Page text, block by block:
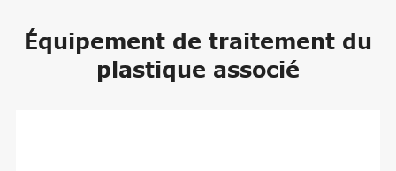
Équipement de traitement du
plastique associé